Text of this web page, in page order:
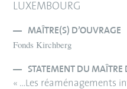
LUXEMBOURG
MAÎTRE(S) D’OUVRAGE
Fonds Kirchberg
STATEMENT DU MAÎTRE
« …Les réaménagements